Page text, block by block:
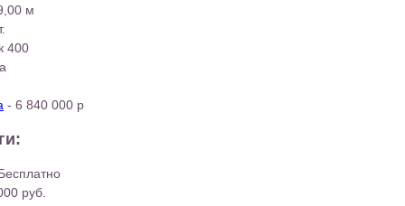
м
400
- 6 840 000 р
руб.